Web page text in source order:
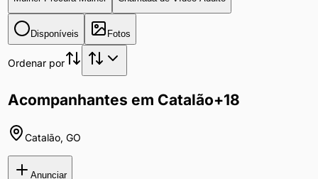
Disponíveis Fotos
Ordenar por
Acompanhantes em Catalão+18
Catalão, GO
Anunciar